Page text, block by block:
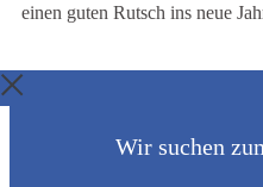
einen guten Rutsch ins neue
Wir suchen